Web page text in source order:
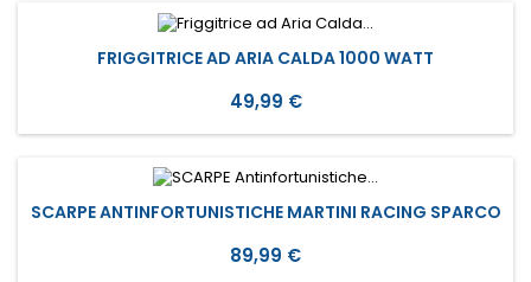
FRIGGITRICE AD ARIA CALDA 1000 WATT
Prezzo
49,99 €
SCARPE ANTINFORTUNISTICHE MARTINI RACING SPARCO
Prezzo
89,99 €